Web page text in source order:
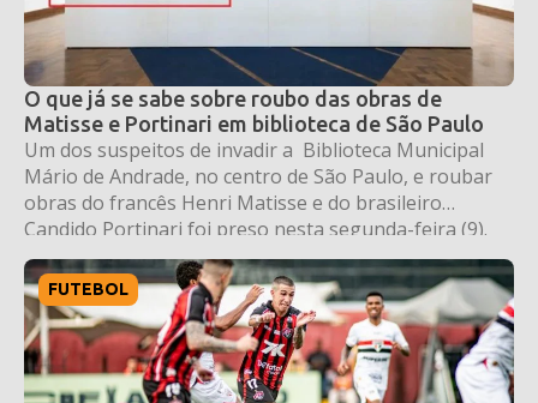
O que já se sabe sobre roubo das obras de
Matisse e Portinari em biblioteca de São Paulo
Um dos suspeitos de invadir a Biblioteca Municipal
Mário de Andrade, no centro de São Paulo, e roubar
obras do francês Henri Matisse e do brasileiro
Candido Portinari foi preso nesta segunda-feira (9).
FUTEBOL